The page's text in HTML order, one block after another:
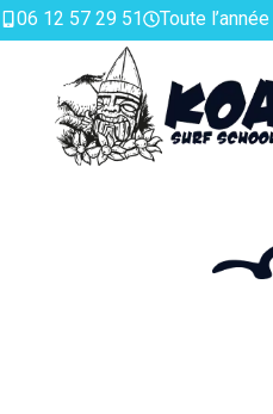
06 12 57 29 51 Toute